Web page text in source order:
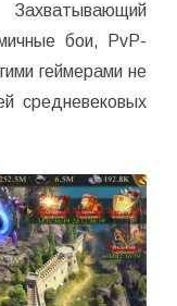
бои, PvP-
геймерами не
средневековых